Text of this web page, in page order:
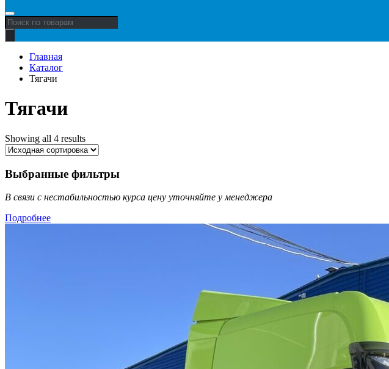
Поиск
товаров
Главная
Каталог
Тягачи
Тягачи
Showing all 4 results
Выбранные фильтры
В связи с нестабильностью курса цену уточняйте у менеджера
Подробнее